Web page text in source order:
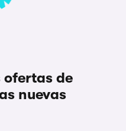
de
nuevas